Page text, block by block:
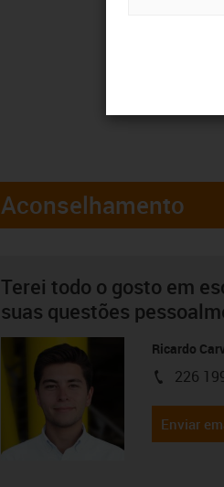
Aconselhamento
Terei todo o gosto em
suas questões
Ricardo
igus-icon-
226
Enviar